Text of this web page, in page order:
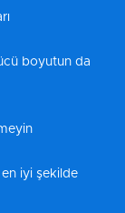
boyutun da
iyi şekilde